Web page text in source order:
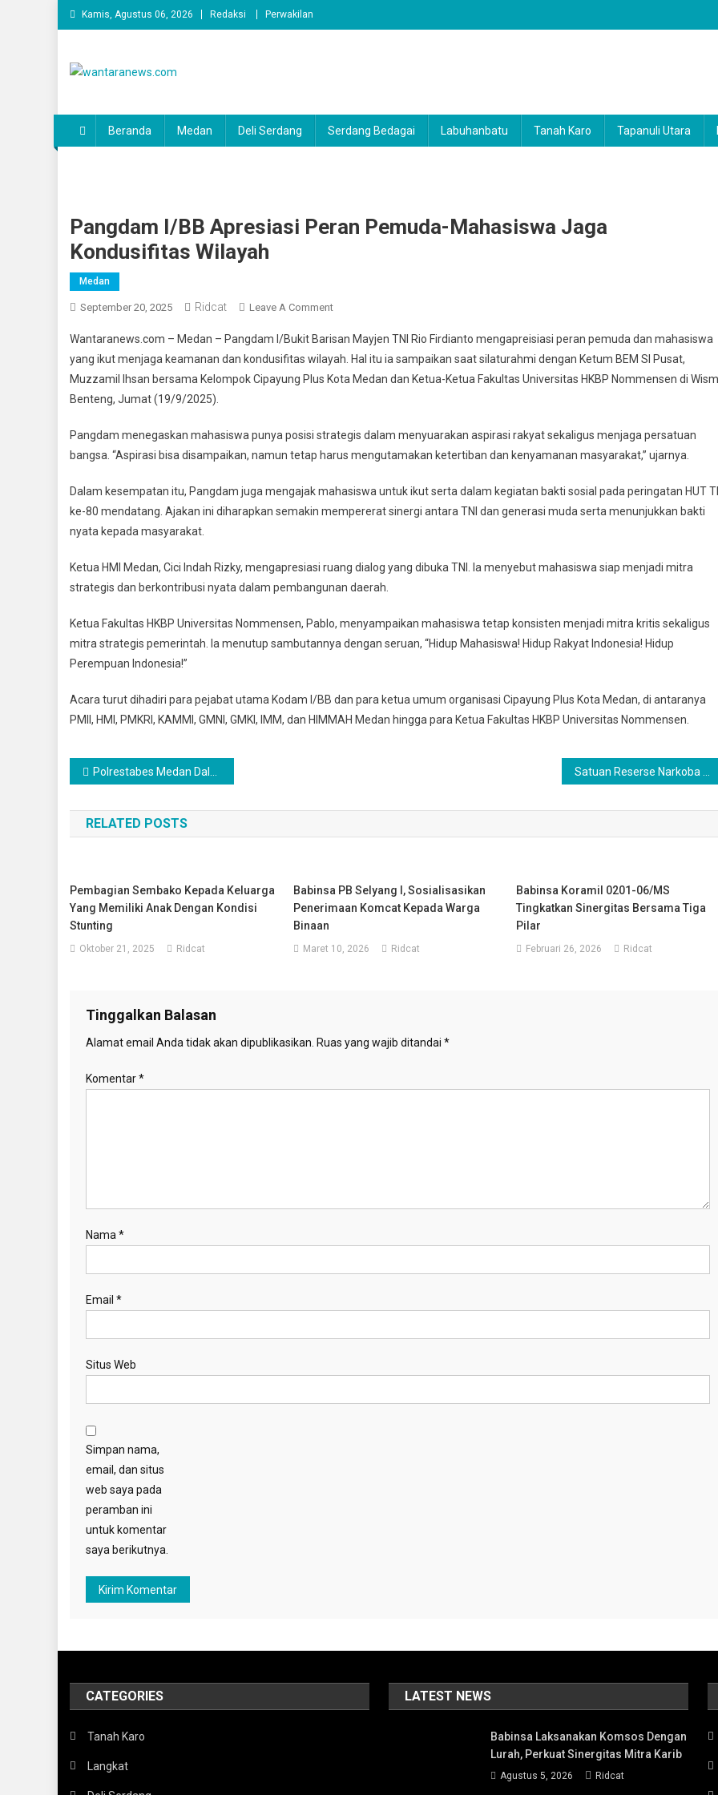
Skip
to
Kamis, Agustus 06, 2026 Redaksi Perwakilan
Beranda Medan Deli Serdang Serdang Bedagai Labuhanbatu Tanah Karo Tapanuli Utara
Pangdam I/BB Apresiasi Peran Pemuda-Mahasiswa Jaga
Kondusifitas Wilayah
Medan
September 20, 2025 Ridcat Leave A CommentOn
I/BB
Apresiasi
Peran
Jaga
Kondusifitas
Wantaranews.com – Medan – Pangdam I/Bukit Barisan Mayjen TNI Rio Firdianto mengapreisiasi peran pemuda dan mahasiswa
yang ikut menjaga keamanan dan kondusifitas wilayah. Hal itu ia sampaikan saat silaturahmi dengan Ketum BEM SI Pusat,
Muzzamil Ihsan bersama Kelompok Cipayung Plus Kota Medan dan Ketua-Ketua Fakultas Universitas HKBP Nommensen di
Benteng, Jumat (19/9/2025).
Pangdam menegaskan mahasiswa punya posisi strategis dalam menyuarakan aspirasi rakyat sekaligus menjaga persatuan
bangsa. “Aspirasi bisa disampaikan, namun tetap harus mengutamakan ketertiban dan kenyamanan masyarakat,” ujarnya.
Dalam kesempatan itu, Pangdam juga mengajak mahasiswa untuk ikut serta dalam kegiatan bakti sosial pada peringatan HUT
ke-80 mendatang. Ajakan ini diharapkan semakin mempererat sinergi antara TNI dan generasi muda serta menunjukkan bakti
nyata kepada masyarakat.
Ketua HMI Medan, Cici Indah Rizky, mengapresiasi ruang dialog yang dibuka TNI. Ia menyebut mahasiswa siap menjadi mitra
strategis dan berkontribusi nyata dalam pembangunan daerah.
Ketua Fakultas HKBP Universitas Nommensen, Pablo, menyampaikan mahasiswa tetap konsisten menjadi mitra kritis sekaligus
mitra strategis pemerintah. Ia menutup sambutannya dengan seruan, “Hidup Mahasiswa! Hidup Rakyat Indonesia! Hidup
Perempuan Indonesia!”
Acara turut dihadiri para pejabat utama Kodam I/BB dan para ketua umum organisasi Cipayung Plus Kota Medan, di antaranya
PMII, HMI, PMKRI, KAMMI, GMNI, GMKI, IMM, dan HIMMAH Medan hingga para Ketua Fakultas HKBP Universitas Nommensen.
Navigasi
pos
‎Polrestabes Medan Dalam Rangka Mendukung Program Asta Cita President Republik Indonesia – Polri Menjaga Program Stabilitas Pasokan Dan Harga Pangan
RELATED POSTS
Pembagian Sembako Kepada Keluarga
Yang Memiliki Anak Dengan Kondisi
Stunting
Oktober 21, 2025 Ridcat
Babinsa PB Selyang I, Sosialisasikan
Penerimaan Komcat Kepada Warga
Binaan
Maret 10, 2026 Ridcat
Babinsa Koramil 0201-06/MS
Tingkatkan Sinergitas Bersama Tiga
Pilar
Februari 26, 2026 Ridcat
Tinggalkan Balasan
Alamat email Anda tidak akan dipublikasikan. Ruas yang wajib ditandai *
Komentar*
Nama *
Email *
Situs Web
Simpan nama,
email, dan situs
web saya pada
peramban ini
untuk komentar
saya berikutnya.
CATEGORIES
Tanah Karo
Langkat
LATEST NEWS
Babinsa Laksanakan Komsos Dengan
Lurah, Perkuat Sinergitas Mitra Karib
Agustus 5, 2026 Ridcat